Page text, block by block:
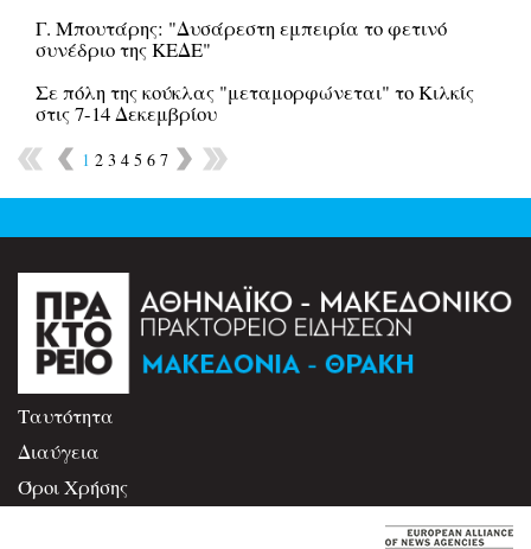
Γ. Μπουτάρης: "Δυσάρεστη εμπειρία το φετινό
συνέδριο της ΚΕΔΕ"
Σε πόλη της κούκλας "μεταμορφώνεται" το Κιλκίς
στις 7-14 Δεκεμβρίου
1 2 3 4 5 6 7
Ταυτότητα
Διαύγεια
Όροι Χρήσης